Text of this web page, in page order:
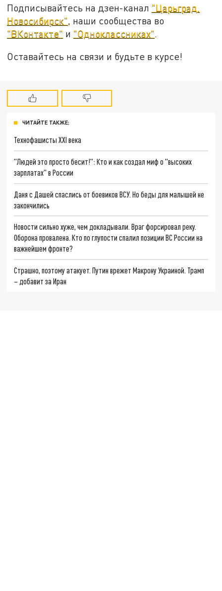
Подписывайтесь на дзен-канал "Царьград.
Новосибирск", наши сообщества во
"ВКонтакте" и "Одноклассниках".
Оставайтесь на связи и будьте в курсе!
ЧИТАЙТЕ ТАКЖЕ:
Технофашисты XXI века
"Людей это просто бесит!": Кто и как создал миф о "высоких
зарплатах" в России
Даня с Дашей спаслись от боевиков ВСУ. Но беды для малышей не
закончились
Новости сильно хуже, чем докладывали. Враг форсировал реку.
Оборона провалена. Кто по глупости спалил позиции ВС России на
важнейшем фронте?
Страшно, поэтому атакует. Путин врежет Макрону Украиной. Трамп
– добавит за Иран